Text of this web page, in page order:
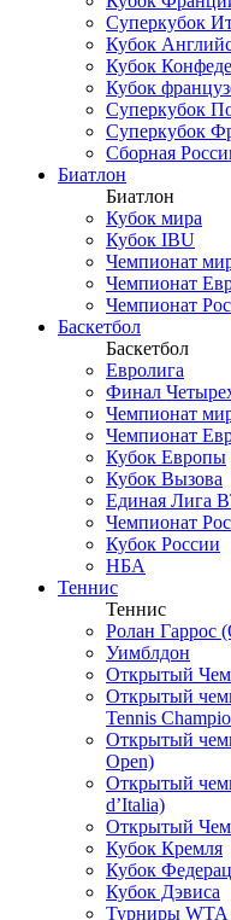
Суперкубок
Кубок
Кубок
Кубок
Суперкубок
Суперкубок
Сборная
Биатлон
Биатлон
Кубок мира
Кубок IBU
Чемпионат
Чемпионат
Чемпионат
Баскетбол
Баскетбол
Евролига
Финал
Чемпионат
Чемпионат
Кубок Европы
Кубок Вызова
Единая Лига
Чемпионат
Кубок России
НБА
Теннис
Теннис
Ролан Гаррос
Уимблдон
Открытый
Открытый
Tennis
Открытый
Open)
Открытый
d’Italia)
Открытый
Кубок Кремля
Кубок
Кубок Дэвиса
Турниры WTA